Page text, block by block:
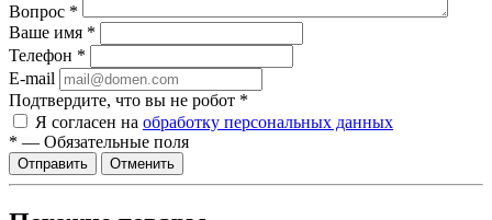
Вопрос *
Ваше имя *
Телефон *
E-mail
Подтвердите, что вы не робот *
Я согласен на обработку персональных данных
* — Обязательные поля
Отменить